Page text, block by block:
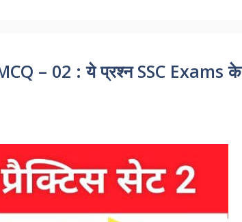
– 02 : ये प्रश्न SSC Exams के